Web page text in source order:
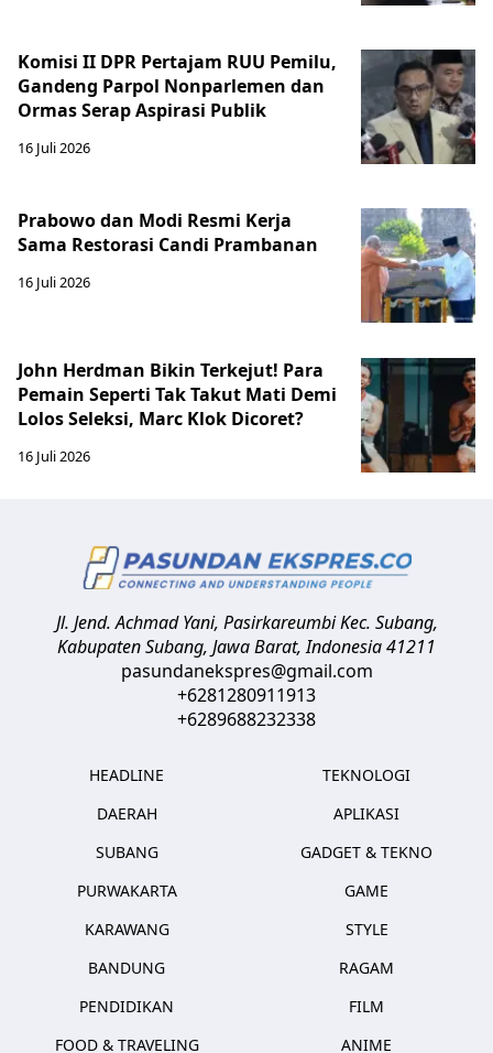
Komisi II DPR Pertajam RUU Pemilu,
Gandeng Parpol Nonparlemen dan
Ormas Serap Aspirasi Publik
16 Juli 2026
Prabowo dan Modi Resmi Kerja
Sama Restorasi Candi Prambanan
16 Juli 2026
John Herdman Bikin Terkejut! Para
Pemain Seperti Tak Takut Mati Demi
Lolos Seleksi, Marc Klok Dicoret?
16 Juli 2026
Jl. Jend. Achmad Yani, Pasirkareumbi Kec. Subang,
Kabupaten Subang, Jawa Barat,Indonesia41211
pasundanekspres@gmail.com
+6281280911913
+6289688232338
HEADLINE
DAERAH
SUBANG
PURWAKARTA
KARAWANG
BANDUNG
PENDIDIKAN
FOOD & TRAVELING
TEKNOLOGI
APLIKASI
GADGET & TEKNO
GAME
STYLE
RAGAM
FILM
ANIME